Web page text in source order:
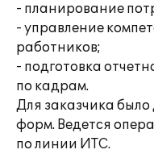
- планирование
- управление
работников;
- подготовка
по кадрам.
Для заказчика
форм. Ведется
по линии ИТС.